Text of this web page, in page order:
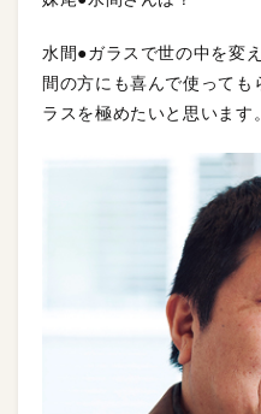
水間●ガラスで世の中を変
間の方にも喜んで使って
ラスを極めたいと思います。